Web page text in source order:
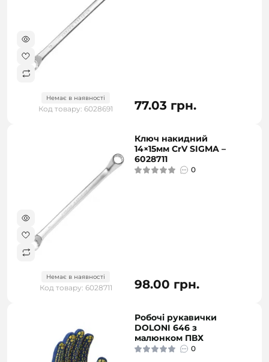
Немає в наявності
Код товару: 6028691 77.03 грн.
Немає в наявності
Код товару: 6028711
Ключ накидний
14×15мм CrV SIGMA –
6028711
0
98.00 грн.
Робочі рукавички
DOLONI 646 з
малюнком ПВХ
0